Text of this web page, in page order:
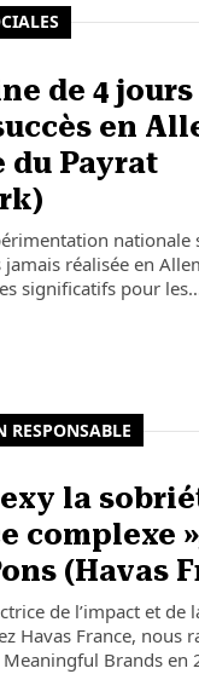
de 4
en
du Payrat
nationale
réalisée en
significatifs pour
la
complexe
(Havas
de l’impact et de
Havas France, nous
Meaningful Brands en